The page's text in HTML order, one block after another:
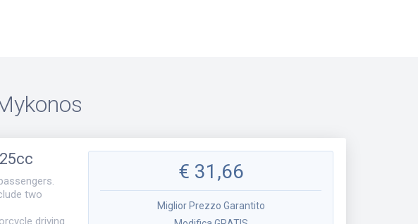
two
driving
€ 31,66
Miglior Prezzo Garantito